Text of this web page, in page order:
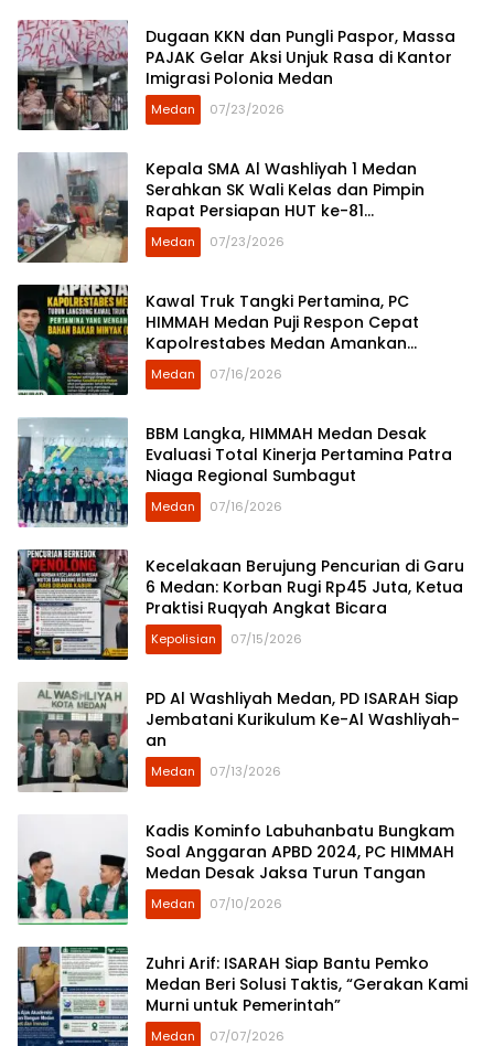
Dugaan KKN dan Pungli Paspor, Massa
PAJAK Gelar Aksi Unjuk Rasa di Kantor
Imigrasi Polonia Medan
Medan 07/23/2026
Kepala SMA Al Washliyah 1 Medan
Serahkan SK Wali Kelas dan Pimpin
Rapat Persiapan HUT ke-81
Kemerdekaan RI
Medan 07/23/2026
Kawal Truk Tangki Pertamina, PC
HIMMAH Medan Puji Respon Cepat
Kapolrestabes Medan Amankan
Pasokan BBM
Medan 07/16/2026
BBM Langka, HIMMAH Medan Desak
Evaluasi Total Kinerja Pertamina Patra
Niaga Regional Sumbagut
Medan 07/16/2026
Kecelakaan Berujung Pencurian di Garu
6 Medan: Korban Rugi Rp45 Juta, Ketua
Praktisi Ruqyah Angkat Bicara
Kepolisian 07/15/2026
PD Al Washliyah Medan, PD ISARAH Siap
Jembatani Kurikulum Ke-Al Washliyah-
an
Medan 07/13/2026
Kadis Kominfo Labuhanbatu Bungkam
Soal Anggaran APBD 2024, PC HIMMAH
Medan Desak Jaksa Turun Tangan
Medan 07/10/2026
Zuhri Arif: ISARAH Siap Bantu Pemko
Medan Beri Solusi Taktis, “Gerakan Kami
Murni untuk Pemerintah”
Medan 07/07/2026